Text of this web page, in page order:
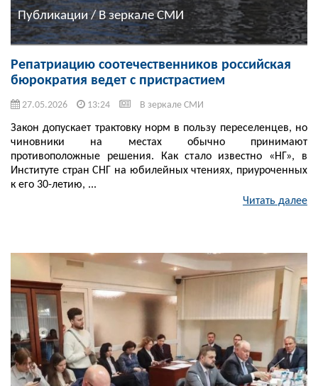
Публикации / В зеркале СМИ
Репатриацию соотечественников российская
бюрократия ведет с пристрастием
27.05.2026 13:24 В зеркале СМИ
Закон допускает трактовку норм в пользу переселенцев, но
чиновники на местах обычно принимают
противоположные решения. Как стало известно «НГ», в
Институте стран СНГ на юбилейных чтениях, приуроченных
к его 30-летию, ...
Читать далее